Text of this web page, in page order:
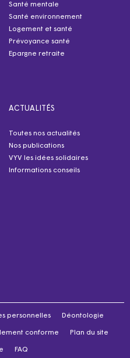
Santé mentale
Santé environnement
Logement et santé
Prévoyance santé
Epargne retraite
ACTUALITÉS
Toutes nos actualités
Nos publications
VYV les idées solidaires
Informations conseils
personnelles Déontologie
conforme Plan du site
FAQ